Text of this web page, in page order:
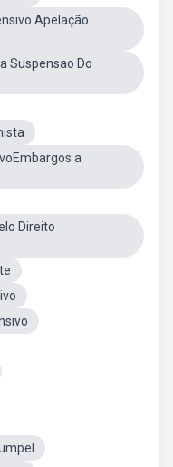
Apelação
Suspensao Do
a
Direito